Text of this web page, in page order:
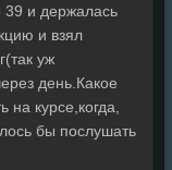
39 и держалась
и взял
уж
день.Какое
курсе,когда,
бы послушать